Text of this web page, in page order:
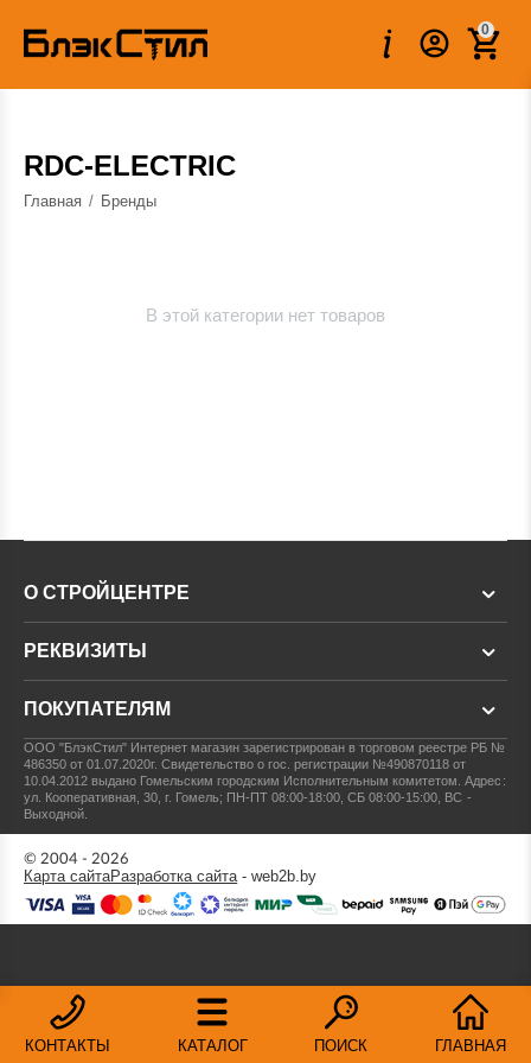
0
RDC-ELECTRIC
Главная / Бренды
В этой категории нет товаров
КОНТАКТЫ КАТАЛОГ ПОИСК ГЛАВНАЯ
О СТРОЙЦЕНТРЕ
РЕКВИЗИТЫ
ПОКУПАТЕЛЯМ
ООО "БлэкСтил" Интернет магазин зарегистрирован в торговом реестре РБ №
486350 от 01.07.2020г.Свидетельство о гос. регистрации №490870118 от
10.04.2012 выдано Гомельским городским Исполнительным комитетом.Адрес:
ул. Кооперативная, 30, г. Гомель; ПН-ПТ 08:00-18:00, СБ 08:00-15:00, ВС -
Выходной.
© 2004 - 2026
Карта сайтаРазработка сайта- web2b.by